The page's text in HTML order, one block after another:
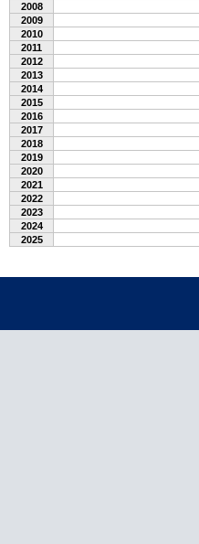
2008
2009
2010
2011
2012
2013
2014
2015
2016
2017
2018
2019
2020
2021
2022
2023
2024
2025